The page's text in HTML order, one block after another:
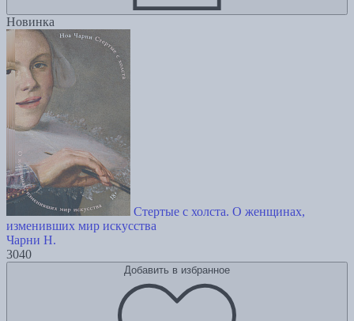
Новинка
Стертые с холста. О женщинах,
изменивших мир искусства
Чарни Н.
3040
Добавить в избранное